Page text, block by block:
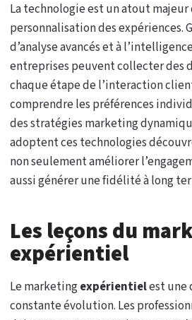
La technologie est un atout majeur
personnalisation des expériences.
d’analyse avancés et à
entreprises peuvent collecter des
chaque étape de l’interaction
comprendre les préférences
des stratégies marketing
adoptent ces technologies
non seulement améliorer
aussi générer une fidélité à long
Les leçons du
expérientiel
Le marketingexpérientielest une
constante évolution. Les